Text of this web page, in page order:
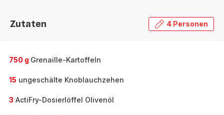
Zutaten 4 Personen
750 g Grenaille-Kartoffeln
15 ungeschälte Knoblauchzehen
3 ActiFry-Dosierlöffel Olivenöl